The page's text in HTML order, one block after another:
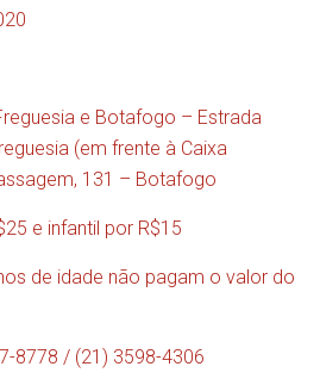
e Botafogo – Estrada
(em frente à Caixa
131 – Botafogo
e infantil por R$15
de idade não pagam o valor do
8778 / (21) 3598-4306